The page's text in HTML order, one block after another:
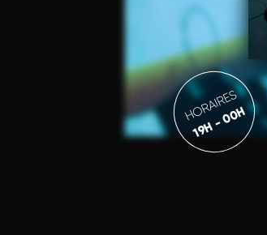
HORAIRES
19H - 00H